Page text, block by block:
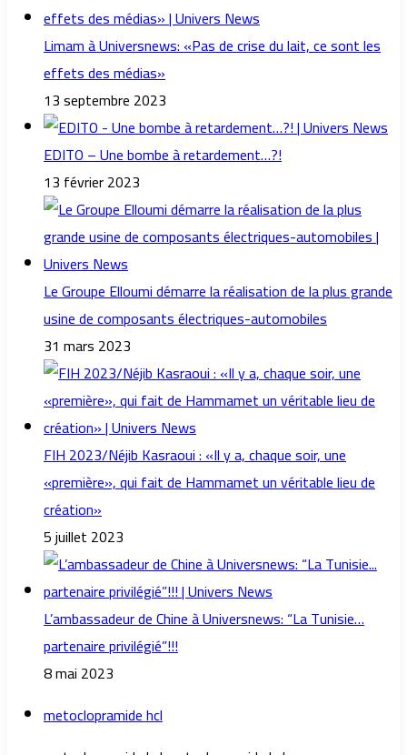
Limam à Universnews: «Pas de crise du lait, ce sont les
effets des médias»
13 septembre 2023
EDITO – Une bombe à retardement…?!
13 février 2023
Le Groupe Elloumi démarre la réalisation de la plus grande
usine de composants électriques-automobiles
31 mars 2023
FIH 2023/Néjib Kasraoui : «Il y a, chaque soir, une
«première», qui fait de Hammamet un véritable lieu de
création»
5 juillet 2023
L’ambassadeur de Chine à Universnews: “La Tunisie…
partenaire privilégié”!!!
8 mai 2023
metoclopramide hcl